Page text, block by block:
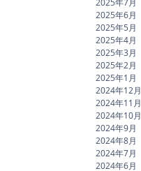
2025年6月
2025年5月
2025年4月
2025年3月
2025年2月
2025年1月
2024年12月
2024年11月
2024年10月
2024年9月
2024年8月
2024年7月
2024年6月